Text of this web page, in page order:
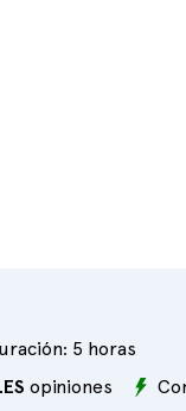
5 horas
opiniones